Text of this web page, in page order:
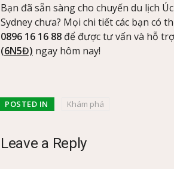
Bạn đã sẵn sàng cho chuyến du lịch
Sydney chưa? Mọi chi tiết các bạn có
0896 16 16 88 để được tư vấn và hỗ
(6N5Đ) ngay hôm nay!
POSTED IN Khám phá
Leave a Reply